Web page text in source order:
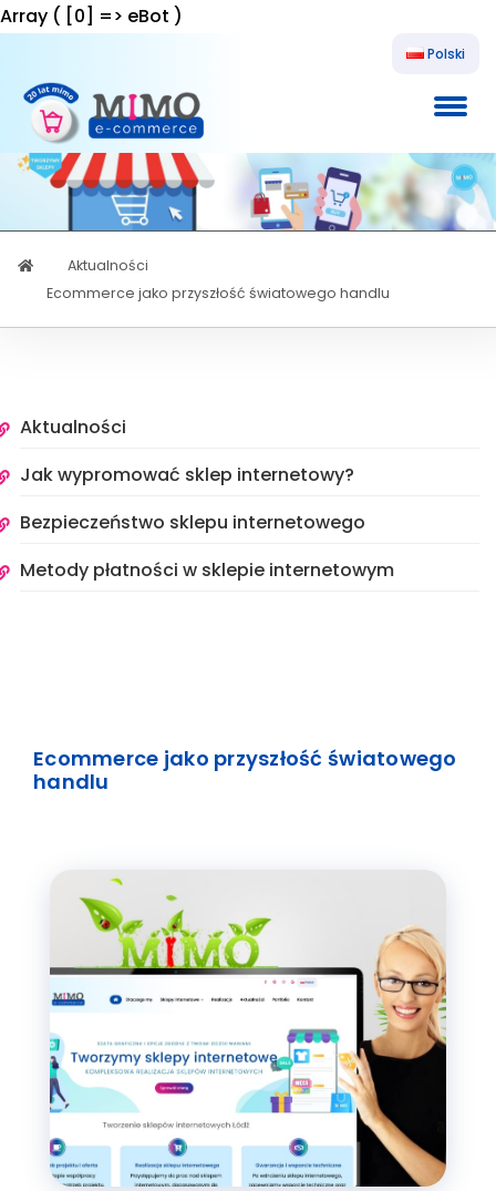
Array ( [0] => eBot )
Polski
Sklepy
internetowe
Aktualności
Ecommerce jako przyszłość światowego handlu
Aktualności
Jak wypromować sklep internetowy?
Bezpieczeństwo sklepu internetowego
Metody płatności w sklepie internetowym
Ecommerce jako przyszłość światowego
handlu